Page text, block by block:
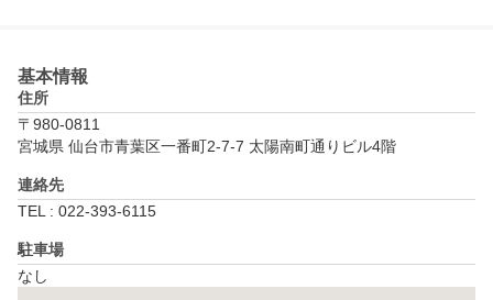
基本情報
住所
〒980-0811
宮城県 仙台市青葉区一番町2-7-7 太陽南町通りビル4階
連絡先
TEL : 022-393-6115
駐車場
なし